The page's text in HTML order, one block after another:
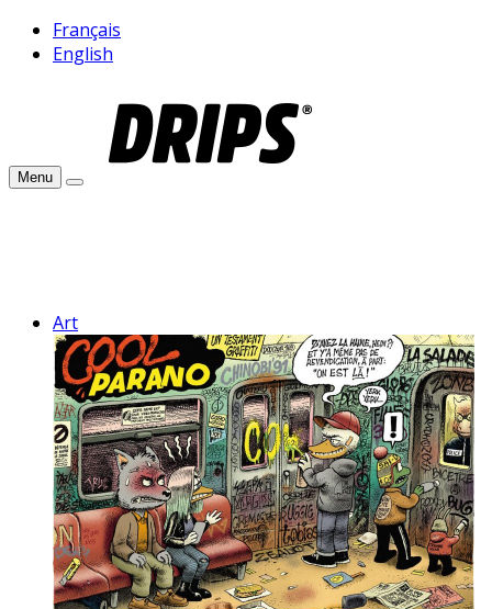
Français
English
Menu
Art